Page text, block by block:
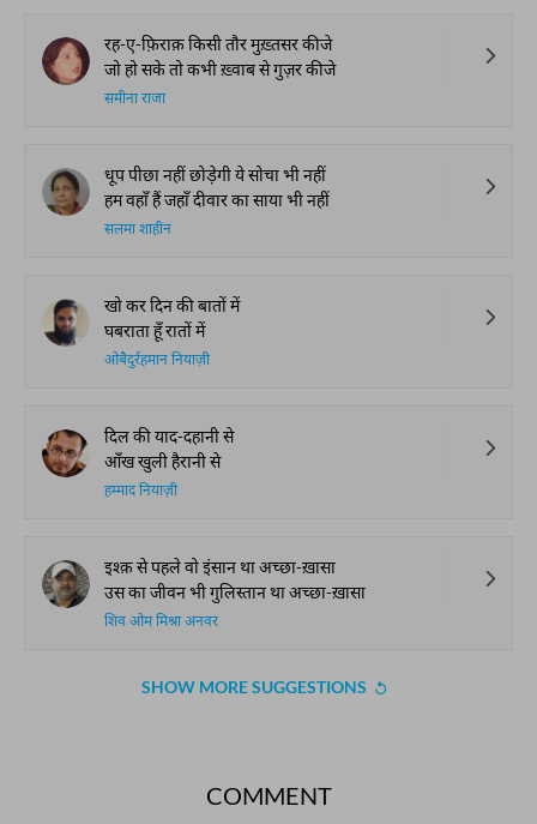
रह-ए-फ़िराक़ किसी तौर मुख़्तसर कीजे
जो हो सके तो कभी ख़्वाब से गुज़र कीजे
समीना राजा
धूप पीछा नहीं छोड़ेगी ये सोचा भी नहीं
हम वहाँ हैं जहाँ दीवार का साया भी नहीं
सलमा शाहीन
खो कर दिन की बातों में
घबराता हूँ रातों में
ओबैदुर्रहमान नियाज़ी
दिल की याद-दहानी से
आँख खुली हैरानी से
हम्माद नियाज़ी
इश्क़ से पहले वो इंसान था अच्छा-ख़ासा
उस का जीवन भी गुलिस्तान था अच्छा-ख़ासा
शिव ओम मिश्रा अनवर
SHOW MORE SUGGESTIONS
COMMENT